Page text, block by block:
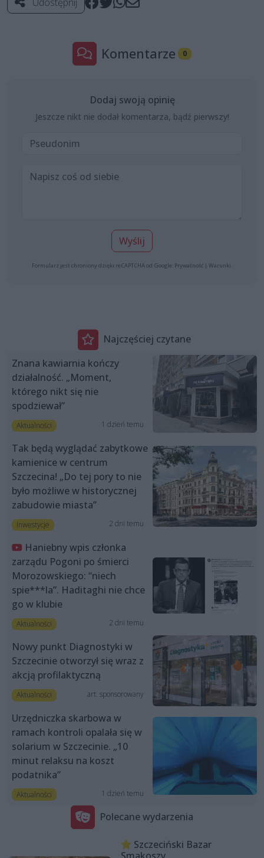
Komentarze 0
Dodaj swoją opinię
Jeszcze nikt nie dodał komentarza, bądź pierwszy!
Wyślij
Formularz jest chroniony dzięki reCAPTCHA od Google: Prywatność | Warunki
Najczęściej czytane
Znana kawiarnia kończy
działalność. „Moment,
którego nikt się nie
spodziewał”
Aktualności 1 dzień temu
Tak będą wyglądać zabytkowe
kamienice w centrum
Szczecina! „Do tej pory to nie
było możliwe w historycznej
zabudowie miasta”
Inwestycje 2 dni temu
Haniebny wpis członka
zarządu Pogoni po śmierci
Morozowskiego: “niech
spie***la”. Haditaghi nie chce
go w klubie
Aktualności 2 dni temu
Nowy punkt Diagnostyki w
Szczecinie otworzył się wraz z
akcją profilaktyczną
Aktualności art. sponsorowany
Urzędniczka skarbowa w
ramach kontroli opalała się w
solarium w Szczecinie. „10
minut relaksu na koszt
podatnika”
Aktualności 1 dzień temu
Polecane wydarzenia
Szczeciński Bazar